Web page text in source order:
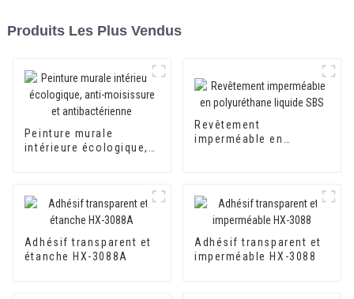
Produits Les Plus Vendus
Peinture murale
intérieure écologique,
Revêtement
imperméable en
Adhésif transparent et
étanche HX-3088A
Adhésif transparent et
imperméable HX-3088